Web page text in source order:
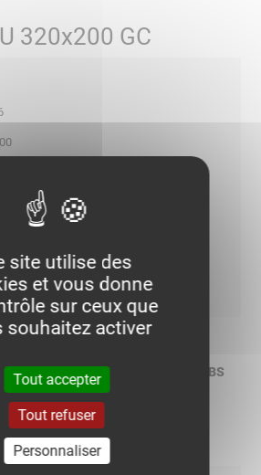
320x200 GC
après fabrication selon ISO 1461 - BS
site utilise des
et vous donne
sur ceux que
souhaitez activer
Tout accepter
Tout refuser
Personnaliser